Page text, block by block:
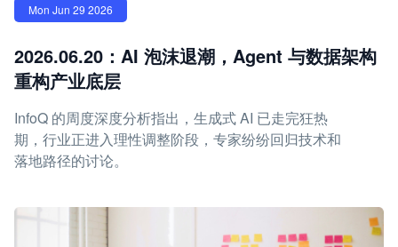
Mon Jun 29 2026
2026.06.20：AI 泡沫退潮，Agent 与数据架构
重构产业底层
InfoQ 的周度深度分析指出，生成式 AI 已走完狂热
期，行业正进入理性调整阶段，专家纷纷回归技术和
落地路径的讨论。